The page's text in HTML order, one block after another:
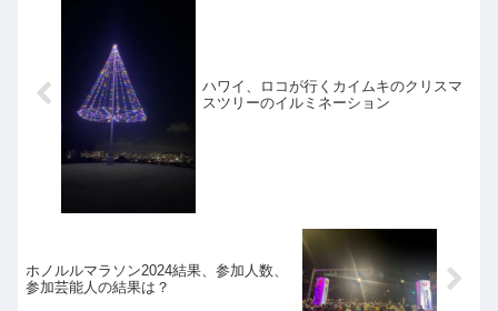
ハワイ、ロコが行くカイムキのクリスマ
スツリーのイルミネーション
ホノルルマラソン2024結果、参加人数、
参加芸能人の結果は？